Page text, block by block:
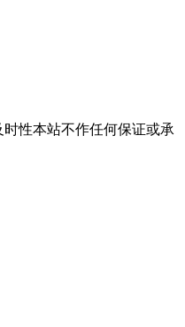
性本站不作任何保证或承